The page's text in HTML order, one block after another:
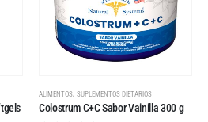
ALIMENTOS, SUPLEMENTOS DIETARIOS
Colostrum C+C Sabor Vainilla 300 g